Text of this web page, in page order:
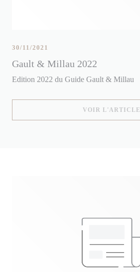
Gault & Millau 2022
30/11/2021
Edition 2022 du Guide Gault & Millau
VOIR L'ARTICLE